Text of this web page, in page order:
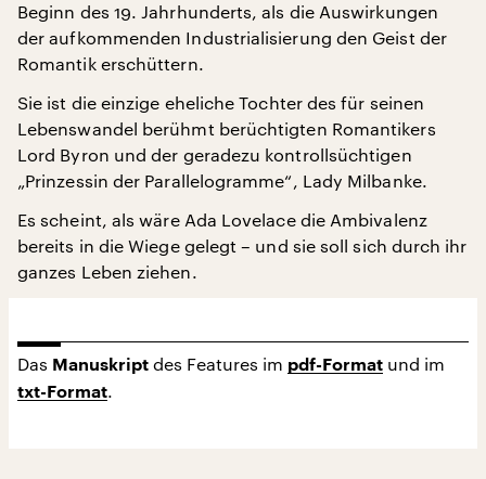
Beginn des 19. Jahrhunderts, als die Auswirkungen
der aufkommenden Industrialisierung den Geist der
Romantik erschüttern.
Sie ist die einzige eheliche Tochter des für seinen
Lebenswandel berühmt berüchtigten Romantikers
Lord Byron und der geradezu kontrollsüchtigen
„Prinzessin der Parallelogramme“, Lady Milbanke.
Es scheint, als wäre Ada Lovelace die Ambivalenz
bereits in die Wiege gelegt – und sie soll sich durch ihr
ganzes Leben ziehen.
Das Manuskript des Features im pdf-Format und im
txt-Format.